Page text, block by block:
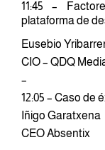
11:45 –
plataforma de
Eusebio
CIO – QDQ
–
12:05 – Caso de
Iñigo Garatxena
CEO Absentix